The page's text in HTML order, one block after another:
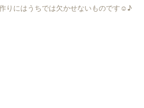
りにはうちでは欠かせないものです☺︎♪